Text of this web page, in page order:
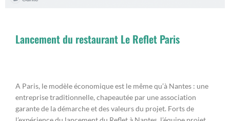
Lancement du restaurant Le Reflet Paris
A Paris, le modèle économique est le même qu’à Nantes : une
entreprise traditionnelle, chapeautée par une association
garante de la démarche et des valeurs du projet. Forts de